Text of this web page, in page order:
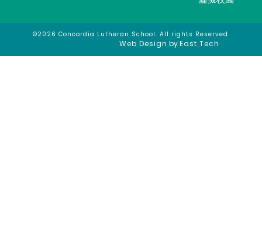
©2026 Concordia Lutheran School. All rights Reserved.
Web Design byEast Tech